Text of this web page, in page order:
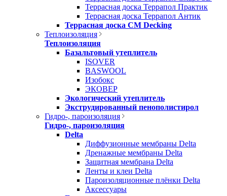
Террасная доска Террапол Практик
Террасная доска Террапол Антик
Террасная доска CM Decking
Теплоизоляция
Теплоизоляция
Базальтовый утеплитель
ISOVER
BASWOOL
Изобокс
ЭКОВЕР
Экологический утеплитель
Экструдированный пенополистирол
Гидро-, пароизоляция
Гидро-, пароизоляция
Delta
Диффузионные мембраны Delta
Дренажные мембраны Delta
Защитная мембрана Delta
Ленты и клеи Delta
Пароизоляционные плёнки Delta
Аксессуары